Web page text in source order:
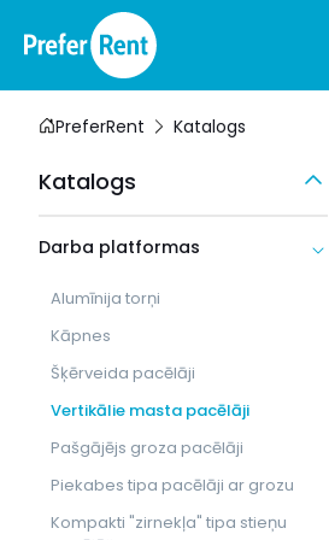
PreferRent Katalogs
Katalogs
Darba platformas
Alumīnija torņi
Kāpnes
Šķērveida pacēlāji
Vertikālie masta pacēlāji
Pašgājējs groza pacēlāji
Piekabes tipa pacēlāji ar grozu
Kompakti "zirnekļa" tipa stieņu